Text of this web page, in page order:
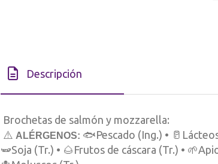
Descripción
Brochetas de salmón y mozzarella:
⚠️ ALÉRGENOS: 🐟Pescado (Ing.) •
🫛Soja (Tr.) • 🌰Frutos de cáscara (Tr.) •